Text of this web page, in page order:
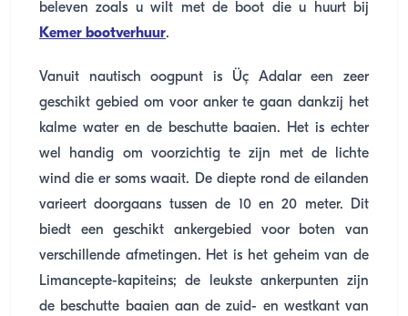
beleven zoals u wilt met de boot die u huurt bij
Kemer bootverhuur.
Vanuit nautisch oogpunt is Üç Adalar een zeer
geschikt gebied om voor anker te gaan dankzij het
kalme water en de beschutte baaien. Het is echter
wel handig om voorzichtig te zijn met de lichte
wind die er soms waait. De diepte rond de eilanden
varieert doorgaans tussen de 10 en 20 meter. Dit
biedt een geschikt ankergebied voor boten van
verschillende afmetingen. Het is het geheim van de
Limancepte-kapiteins; de leukste ankerpunten zijn
de beschutte baaien aan de zuid- en westkant van